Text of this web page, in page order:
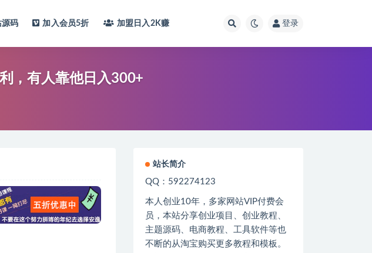
源码 加入会员5折 加盟日入2K赚 登录
，有人靠他日入300+
站长简介
QQ：592274123
本人创业10年，多家网站VIP付费会
员，本站分享创业项目、创业教程、
主题源码、电商教程、工具软件等也
不断的从淘宝购买更多教程和模板。